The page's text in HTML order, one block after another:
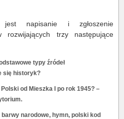
jest napisanie i zgłoszenie
rozwijających trzy następujące
typy źródeł
się historyk?
od Mieszka I po rok 1945? –
narodowe, hymn, polski kod